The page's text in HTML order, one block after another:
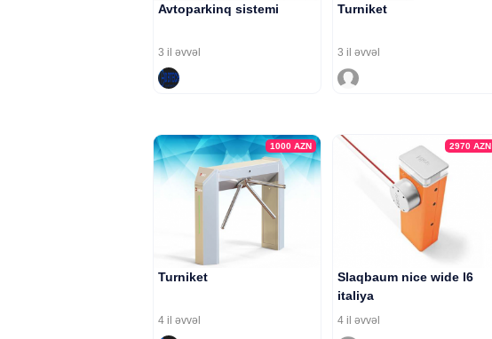
Avtoparkinq sistemi
3 il əvvəl
Turniket
3 il əvvəl
1000 AZN
Turniket
4 il əvvəl
2970 AZN
Slaqbaum nice wide l6
italiya
4 il əvvəl